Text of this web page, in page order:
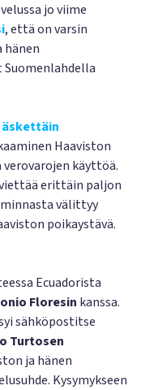
jo viime
, että on varsin
Suomenlahdella
Haaviston
käyttöä.
erittäin paljon
välittyy
poikaystävä.
Ecuadorista
Floresin kanssa.
sähköpostitse
Turtosen
ja hänen
Kysymykseen